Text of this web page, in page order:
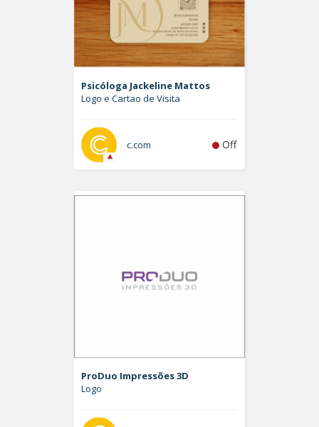
Psicóloga Jackeline Mattos
Logo e Cartao de Visita
c.com Off
ProDuo Impressões 3D
Logo